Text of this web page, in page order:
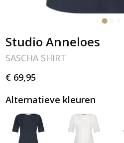
Studio Anneloes
SASCHA SHIRT
€ 69,95
Alternatieve kleuren